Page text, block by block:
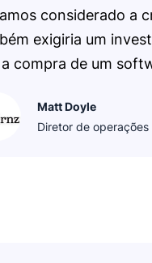
considerado a
exigiria um
a compra de um
Matt Doyle
Diretor de